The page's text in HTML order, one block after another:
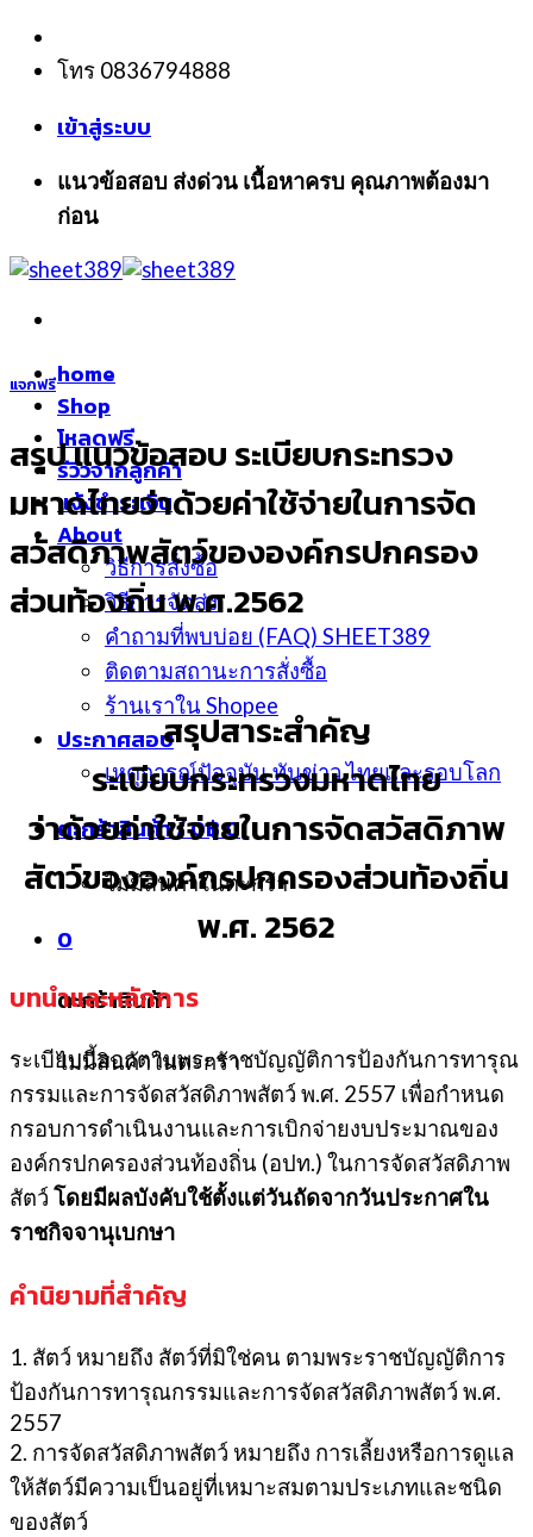
Skip
content
โทร 0836794888
เข้าสู่ระบบ
แนวข้อสอบ ส่งด่วน เนื้อหาครบ คุณภาพต้องมา
ก่อน
home
Shop
โหลดฟรี
รีวิวจากลูกค้า
แจ้งชำระเงิน
About
วิธีการสั่งซื้อ
วิธีการจัดส่ง
คำถามที่พบบ่อย (FAQ) SHEET389
ติดตามสถานะการสั่งซื้อ
ร้านเราใน Shopee
ประกาศสอบ
เหตุการณ์ปัจจุบัน ทันข่าว ไทยและรอบโลก
ตะกร้าสินค้า /0฿0
ไม่มีสินค้าในตะกร้า
0
ตะกร้าสินค้า
ไม่มีสินค้าในตะกร้า
แจกฟรี
สรุป แนวข้อสอบ ระเบียบกระทรวง
มหาดไทยว่าด้วยค่าใช้จ่ายในการจัด
สวัสดิภาพสัตว์ขององค์กรปกครอง
ส่วนท้องถิ่น พ.ศ.2562
สรุปสาระสำคัญ
ระเบียบกระทรวงมหาดไทย
ว่าด้วยค่าใช้จ่ายในการจัดสวัสดิภาพ
สัตว์ขององค์กรปกครองส่วนท้องถิ่น
พ.ศ. 2562
บทนำและหลักการ
ระเบียบนี้ออกตามพระราชบัญญัติการป้องกันการทารุณ
กรรมและการจัดสวัสดิภาพสัตว์ พ.ศ. 2557 เพื่อกำหนด
กรอบการดำเนินงานและการเบิกจ่ายงบประมาณของ
องค์กรปกครองส่วนท้องถิ่น (อปท.) ในการจัดสวัสดิภาพ
สัตว์ โดยมีผลบังคับใช้ตั้งแต่วันถัดจากวันประกาศใน
ราชกิจจานุเบกษา
คำนิยามที่สำคัญ
1. สัตว์ หมายถึง สัตว์ที่มิใช่คน ตามพระราชบัญญัติการ
ป้องกันการทารุณกรรมและการจัดสวัสดิภาพสัตว์ พ.ศ.
2557
2. การจัดสวัสดิภาพสัตว์ หมายถึง การเลี้ยงหรือการดูแล
ให้สัตว์มีความเป็นอยู่ที่เหมาะสมตามประเภทและชนิด
ของสัตว์